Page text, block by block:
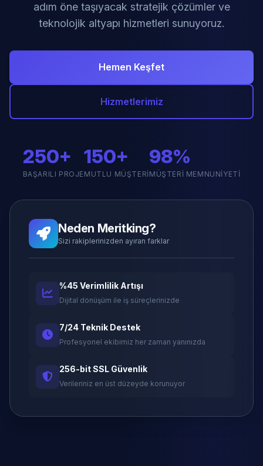
adım öne taşıyacak stratejik çözümler ve
teknolojik altyapı hizmetleri sunuyoruz.
Hemen Keşfet
Hizmetlerimiz
250+
BAŞARILI PROJE
150+
MUTLU MÜŞTERI
98%
MÜŞTERI MEMNUNIYETI
Neden Meritking?
Sizi rakiplerinizden ayıran farklar
%45 Verimlilik Artışı
Dijital dönüşüm ile iş süreçlerinizde
7/24 Teknik Destek
Profesyonel ekibimiz her zaman yanınızda
256-bit SSL Güvenlik
Verileriniz en üst düzeyde korunuyor